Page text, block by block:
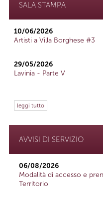
SALA STAMPA
10/06/2026
Artisti a Villa Borghese #3
29/05/2026
Lavinia - Parte V
leggi tutto
AVVISI DI SERVIZIO
06/08/2026
Modalità di accesso e
Territorio